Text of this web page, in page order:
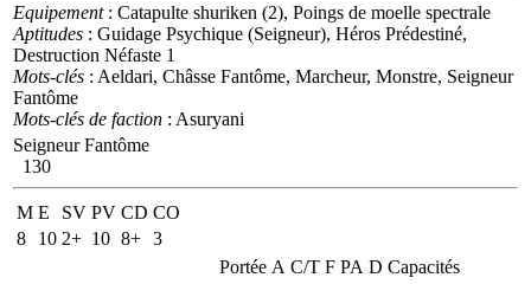
Equipement: Catapulte shuriken (2), Poings de moelle spectrale
Aptitudes : Guidage Psychique (Seigneur), Héros Prédestiné,
Destruction Néfaste 1
Mots-clés : Aeldari, Châsse Fantôme, Marcheur, Monstre, Seigneur
Fantôme
Mots-clés de faction : Asuryani
Seigneur Fantôme
130
M E SV PV CD CO
8
10 2+ 10 8+ 3
Portée A C/T F PA D Capacités